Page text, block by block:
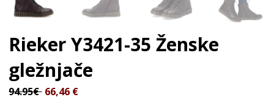
Rieker Y3421-35Ženske
gležnjače
94.95€ 66,46 €